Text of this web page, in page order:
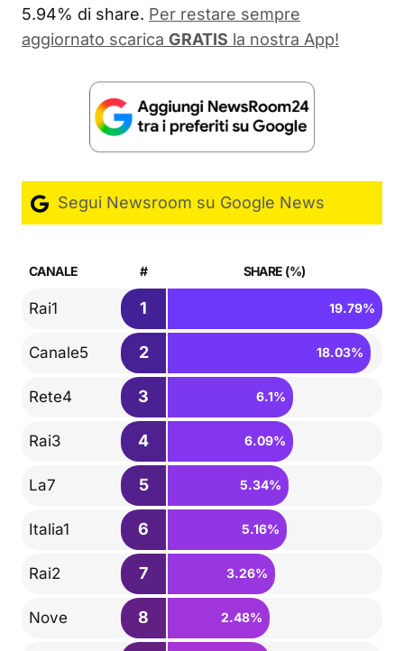
5.94% di share. Per restare sempre
aggiornato scarica GRATIS la nostra App!
Segui Newsroom su Google News
CANALE # SHARE (%)
Rai1 1 19.79%
Canale5 2 18.03%
Rete4 3 6.1%
Rai3 4 6.09%
La7 5 5.34%
Italia1 6 5.16%
Rai2 7 3.26%
Nove 8 2.48%